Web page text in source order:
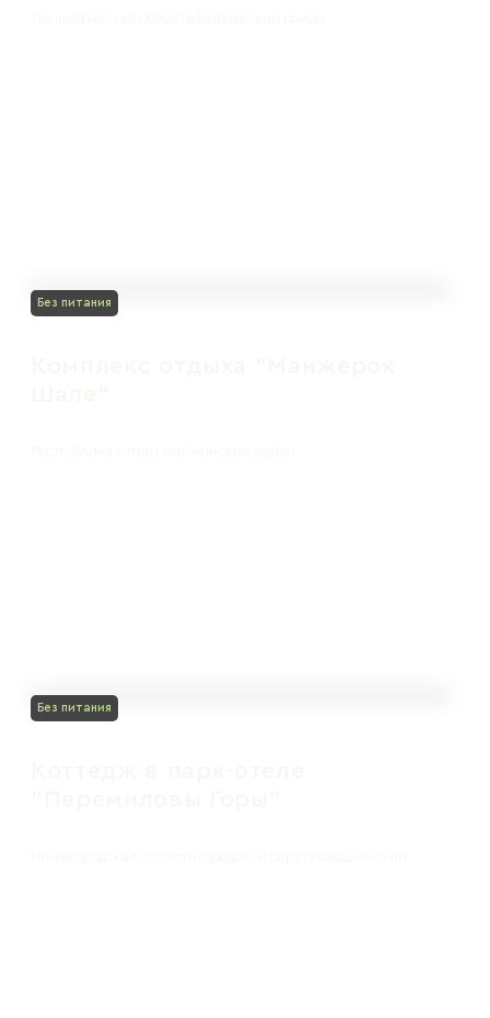
Без питания
Без питания